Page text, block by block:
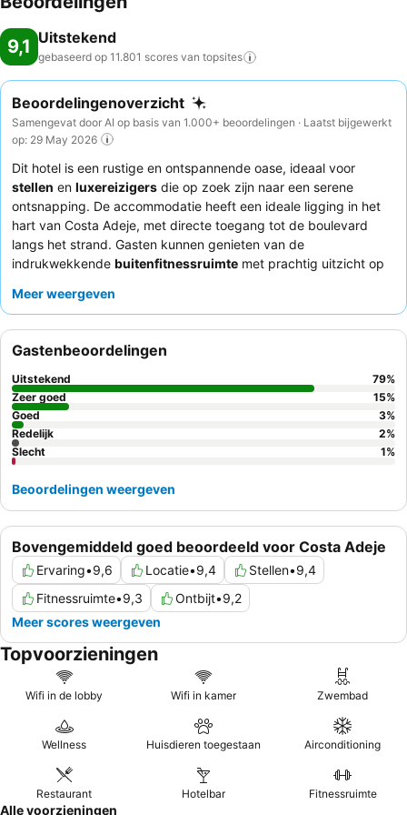
9,1 Uitstekend
gebaseerd op 11.801 scores van topsites
Beoordelingenoverzicht
Samengevat door AI op basis van 1.000+ beoordelingen · Laatst bijgewerkt
op: 29 May 2026
Dit hotel is een rustige en ontspannende oase, ideaal voor
stellen en luxereizigers die op zoek zijn naar een serene
ontsnapping. De accommodatie heeft een ideale ligging in het
hart van Costa Adeje, met directe toegang tot de boulevard
langs het strand. Gasten kunnen genieten van de
indrukwekkende buitenfitnessruimte met prachtig uitzicht op
geprezen om hun vriendelijkheid en oplettendheid, wat een
vooral het "geweldige" ontbijtbuffet. Voor een verbeterde
ervaring kunt u overwegen de
nemen voor exclusieve toegang tot de lounge en voorzieningen.
Meer weergeven
Bovengemiddeld goed beoordeeld voor Costa Adeje
Ervaring•9,6 Locatie•9,4 Stellen•9,4
Fitnessruimte•9,3 Ontbijt•9,2
Meer scores weergeven
Gastenbeoordelingen
Uitstekend 79%
Zeer goed
15%
Goed
3%
Redelijk
2%
Slecht
1%
Beoordelingen weergeven
Topvoorzieningen
Wifi in de lobby Wifi in kamer Zwembad
Wellness Huisdieren toegestaan Airconditioning
Restaurant Hotelbar Fitnessruimte
Alle voorzieningen